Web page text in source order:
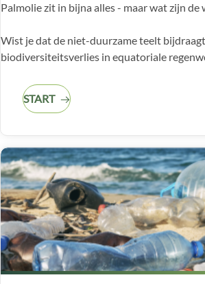
Palmolie zit in bijna alles - maar wat zijn de
Wist je dat de niet-duurzame teelt
biodiversiteitsverlies in equatoriale
START